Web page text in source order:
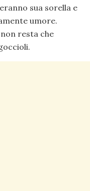
sua sorella e
umore.
resta che